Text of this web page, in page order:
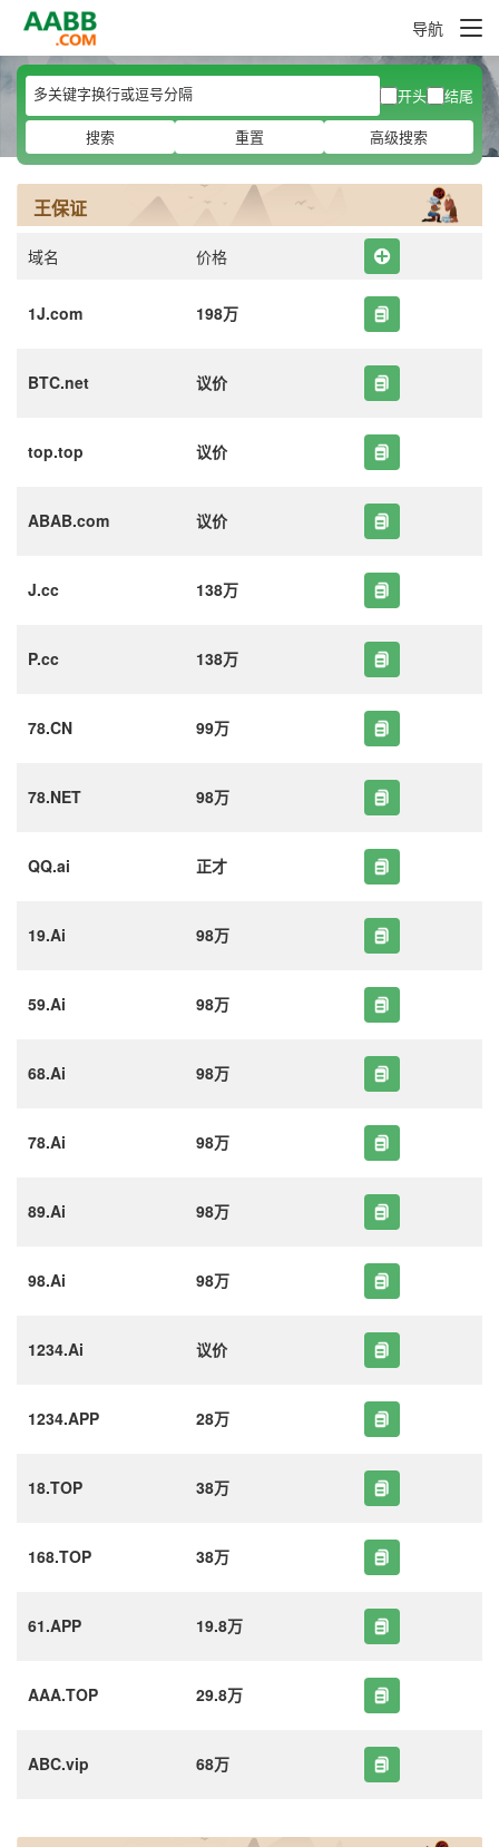
导航
开头
结尾
搜索
重置 高级搜索
王保证
域名 价格
1J.com 198万
BTC.net 议价
top.top 议价
ABAB.com 议价
J.cc 138万
P.cc 138万
78.CN 99万
78.NET 98万
QQ.ai 正才
19.Ai 98万
59.Ai 98万
68.Ai 98万
78.Ai 98万
89.Ai 98万
98.Ai 98万
1234.Ai 议价
1234.APP 28万
18.TOP 38万
168.TOP 38万
61.APP 19.8万
AAA.TOP 29.8万
ABC.vip 68万